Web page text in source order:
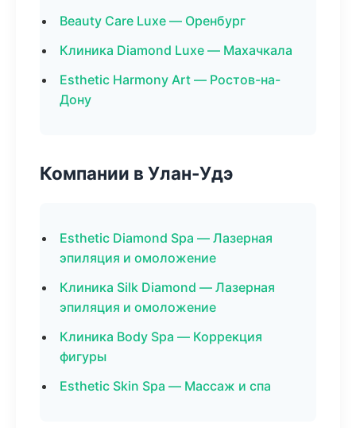
Beauty Care Luxe — Оренбург
Клиника Diamond Luxe — Махачкала
Esthetic Harmony Art — Ростов-на-
Дону
Компании в Улан-Удэ
Esthetic Diamond Spa — Лазерная
эпиляция и омоложение
Клиника Silk Diamond — Лазерная
эпиляция и омоложение
Клиника Body Spa — Коррекция
фигуры
Esthetic Skin Spa — Массаж и спа